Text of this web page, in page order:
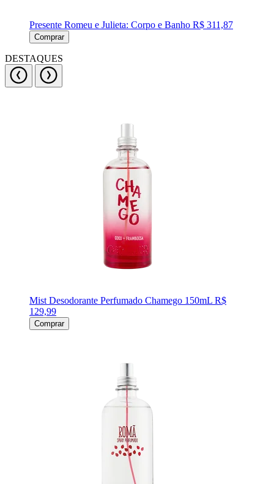
Presente Romeu e Julieta: Corpo e Banho R$ 311,87
Comprar
DESTAQUES
Mist Desodorante Perfumado Chamego 150mL R$
129,99
Comprar